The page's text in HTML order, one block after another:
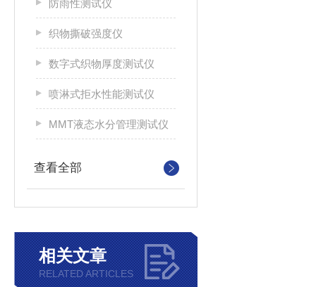
防雨性测试仪
织物撕破强度仪
数字式织物厚度测试仪
喷淋式拒水性能测试仪
MMT液态水分管理测试仪
查看全部
相关文章
RELATED ARTICLES